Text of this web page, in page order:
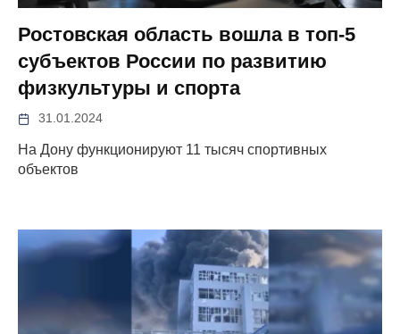
Ростовская область вошла в топ-5
субъектов России по развитию
физкультуры и спорта
31.01.2024
На Дону функционируют 11 тысяч спортивных
объектов